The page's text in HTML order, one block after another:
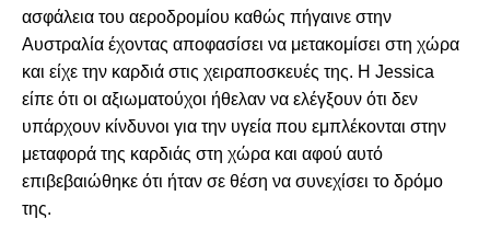
ασφάλεια του αεροδρομίου καθώς πήγαινε στην
Αυστραλία έχοντας αποφασίσει να μετακομίσει στη χώρα
και είχε την καρδιά στις χειραποσκευές της. Η Jessica
είπε ότι οι αξιωματούχοι ήθελαν να ελέγξουν ότι δεν
υπάρχουν κίνδυνοι για την υγεία που εμπλέκονται στην
μεταφορά της καρδιάς στη χώρα και αφού αυτό
επιβεβαιώθηκε ότι ήταν σε θέση να συνεχίσει το δρόμο
της.